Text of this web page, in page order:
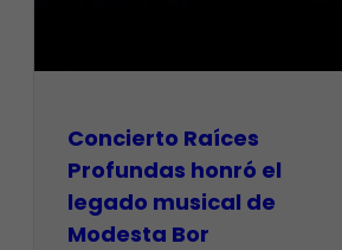
​Concierto Raíces
Profundas honró el
legado musical de
Modesta Bor